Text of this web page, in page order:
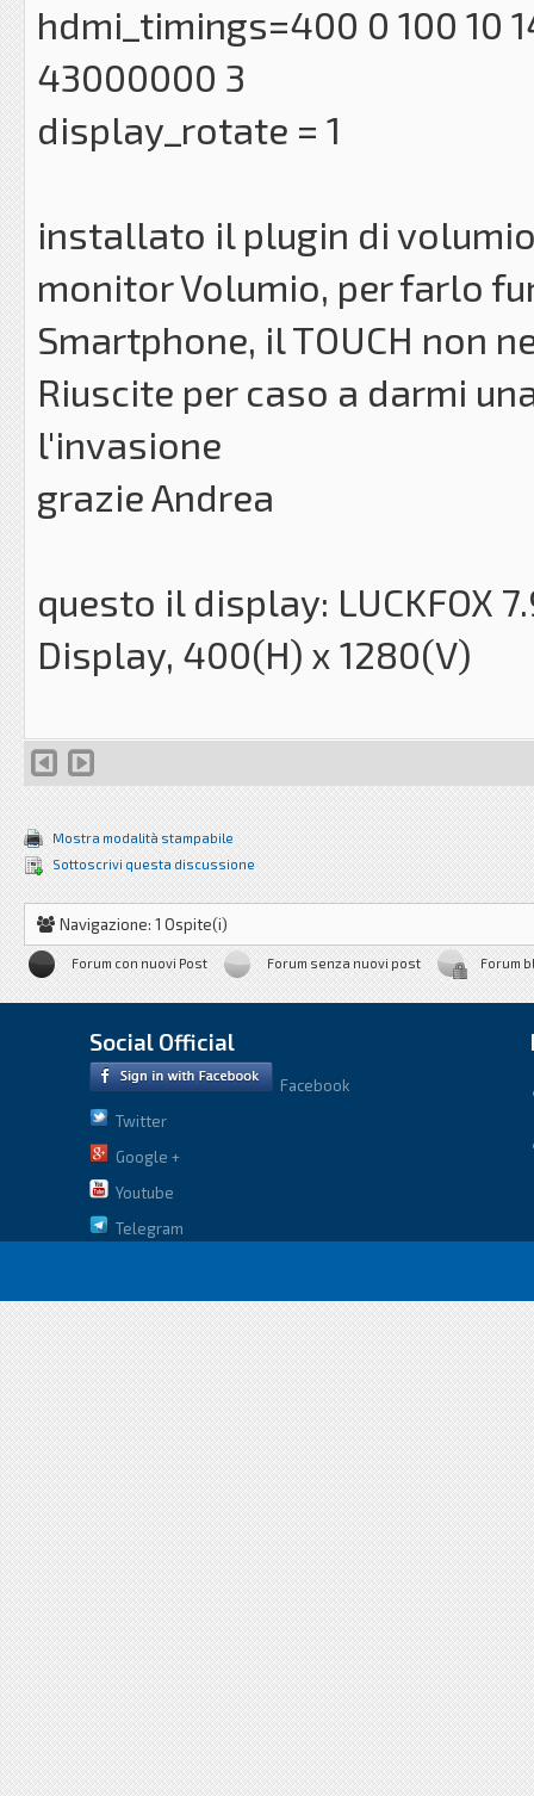
hdmi_timings=400 0 100 10
43000000 3
display_rotate = 1
installato il plugin di
monitor Volumio, per farlo
Smartphone, il TOUCH non
Riuscite per caso a darmi
l'invasione
grazie Andrea
questo il display: LUCKFOX
Display, 400(H) x 1280(V)
Mostra modalità stampabile
Sottoscrivi questa discussione
Navigazione: 1 Ospite(i)
Forum con nuovi Post Forum senza nuovi post Forum
Social Official
Facebook
Twitter
Google +
Youtube
Telegram